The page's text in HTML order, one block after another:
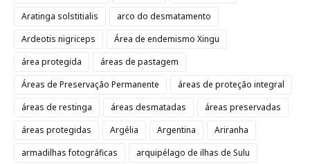
Aratinga solstitialis
arco do desmatamento
Ardeotis nigriceps
Área de endemismo Xingu
área protegida
áreas de pastagem
Áreas de Preservação Permanente
áreas de proteção integral
áreas de restinga
áreas desmatadas
áreas preservadas
áreas protegidas
Argélia Argentina
Ariranha
armadilhas fotográficas
arquipélago de ilhas de Sulu